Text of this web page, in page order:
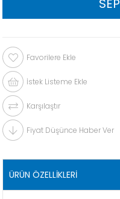
Favorilere Ekle
İstek Listeme Ekle
Karşılaştır
Fiyat Düşünce Haber Ver
ÜRÜN ÖZELLIKLERI